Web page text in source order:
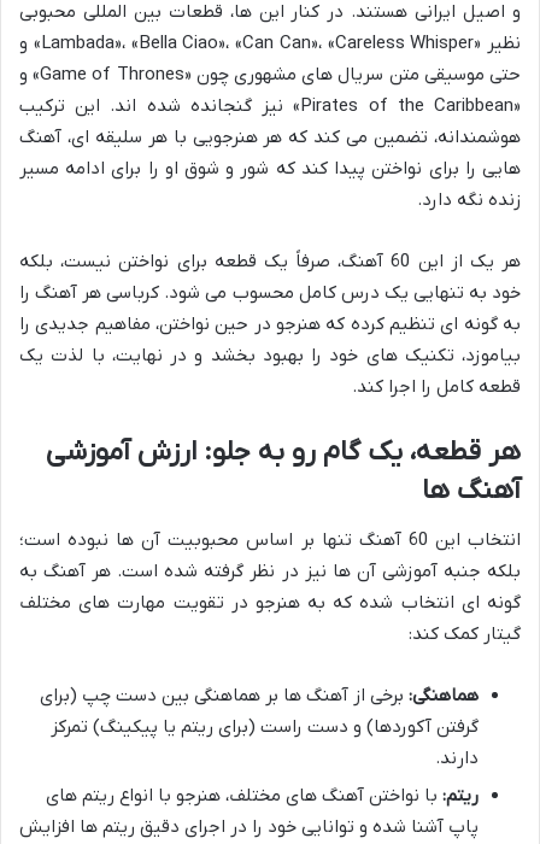
و اصیل ایرانی هستند. در کنار این ها، قطعات بین المللی محبوبی
نظیر «Lambada»، «Bella Ciao»، «Can Can»، «Careless Whisper» و
حتی موسیقی متن سریال های مشهوری چون «Game of Thrones» و
«Pirates of the Caribbean» نیز گنجانده شده اند. این ترکیب
هوشمندانه، تضمین می کند که هر هنرجویی با هر سلیقه ای، آهنگ
هایی را برای نواختن پیدا کند که شور و شوق او را برای ادامه مسیر
زنده نگه دارد.
هر یک از این 60 آهنگ، صرفاً یک قطعه برای نواختن نیست، بلکه
خود به تنهایی یک درس کامل محسوب می شود. کرباسی هر آهنگ را
به گونه ای تنظیم کرده که هنرجو در حین نواختن، مفاهیم جدیدی را
بیاموزد، تکنیک های خود را بهبود بخشد و در نهایت، با لذت یک
قطعه کامل را اجرا کند.
هر قطعه، یک گام رو به جلو: ارزش آموزشی
آهنگ ها
انتخاب این 60 آهنگ تنها بر اساس محبوبیت آن ها نبوده است؛
بلکه جنبه آموزشی آن ها نیز در نظر گرفته شده است. هر آهنگ به
گونه ای انتخاب شده که به هنرجو در تقویت مهارت های مختلف
گیتار کمک کند:
هماهنگی: برخی از آهنگ ها بر هماهنگی بین دست چپ (برای
گرفتن آکوردها) و دست راست (برای ریتم یا پیکینگ) تمرکز
دارند.
ریتم: با نواختن آهنگ های مختلف، هنرجو با انواع ریتم های
پاپ آشنا شده و توانایی خود را در اجرای دقیق ریتم ها افزایش